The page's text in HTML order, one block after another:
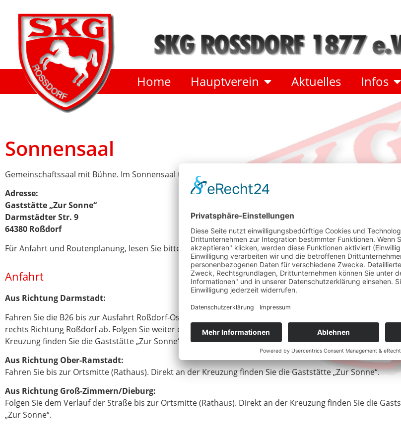
Home Hauptverein Aktuelles Infos
Sonnensaal
Gemeinschaftssaal mit Bühne. Im Sonnensaal treffen sich die Sänger der Chorgemeinschaft zur
Adresse:
Gaststätte „Zur Sonne“
Darmstädter Str. 9
64380 Roßdorf
Für Anfahrt und Routenplanung, lesen Sie bitte weiter
Anfahrt
Aus Richtung Darmstadt:
Fahren Sie die B26 bis zur Ausfahrt Roßdorf-Ost. Folgend Sie der B38 bis zur ersten Ampel und biegen Sie
rechts Richtung Roßdorf ab. Folgen Sie weiter dem Verlauf der Straße bis zur Ortsmitte (Rathaus). Direkt
Kreuzung finden Sie die Gaststätte „Zur Sonne“.
Aus Richtung Ober-Ramstadt:
Fahren Sie bis zur Ortsmitte (Rathaus). Direkt an der Kreuzung finden Sie die Gaststätte „Zur Sonne“.
Aus Richtung Groß-Zimmern/Dieburg:
Folgen Sie dem Verlauf der Straße bis zur Ortsmitte (Rathaus). Direkt an der Kreuzung finden Sie die
„Zur Sonne“.